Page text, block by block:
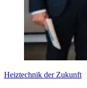
Heiztechnik der Zukunft